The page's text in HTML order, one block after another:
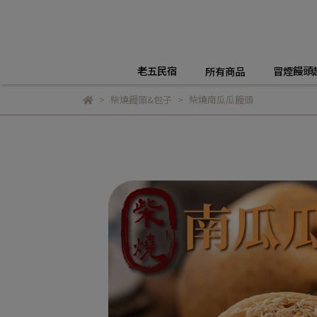
老五民宿 所有商品 冒煙饅頭
柴燒饅頭&包子 柴燒南瓜瓜饅頭